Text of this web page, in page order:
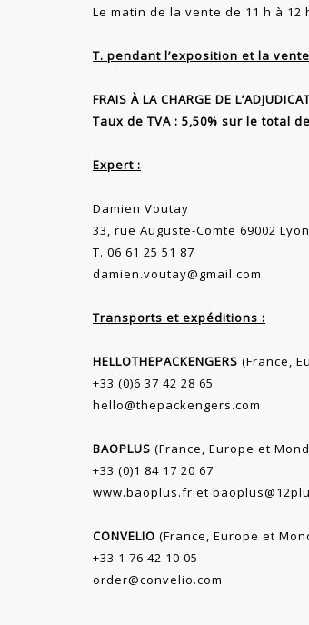
Le matin de la vente de 11 h à 12
T. pendant l’exposition et la
FRAIS À LA CHARGE DE
Taux de TVA : 5,50% sur le total
Expert :
Damien Voutay
33, rue Auguste-Comte 69002 Lyon
T. 06 61 25 51 87
damien.voutay@gmail.com
Transports et expéditions :
HELLOTHEPACKENGERS (France,
+33 (0)6 37 42 28 65
hello@thepackengers.com
BAOPLUS (France, Europe et
+33 (0)1 84 17 20 67
www.baoplus.fr et
CONVELIO (France, Europe et
+33 1 76 42 10 05
order@convelio.com